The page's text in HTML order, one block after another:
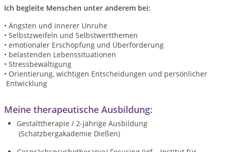
Ich begleite Menschen unter anderem bei:
• Ängsten und innerer Unruhe
• Selbstzweifeln und Selbstwertthemen
• emotionaler Erschöpfung und Überforderung
• belastenden Lebenssituationen
• Stressbewältigung
• Orientierung, wichtigen Entscheidungen und persönlicher
Entwicklung
Meine therapeutische Ausbildung:
Gestalttherapie / 2-jährige Ausbildung
(Schatzbergakademie Dießen)